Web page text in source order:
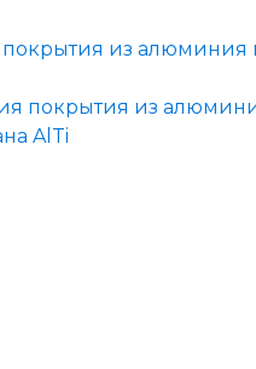
из алюминия